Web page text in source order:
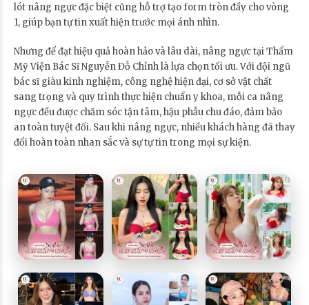
lót nâng ngực đặc biệt cũng hỗ trợ tạo form tròn đầy cho vòng
1, giúp bạn tự tin xuất hiện trước mọi ánh nhìn.
Nhưng để đạt hiệu quả hoàn hảo và lâu dài, nâng ngực tại Thẩm
Mỹ Viện Bác Sĩ Nguyễn Đỗ Chỉnh là lựa chọn tối ưu. Với đội ngũ
bác sĩ giàu kinh nghiệm, công nghệ hiện đại, cơ sở vật chất
sang trọng và quy trình thực hiện chuẩn y khoa, mỗi ca nâng
ngực đều được chăm sóc tận tâm, hậu phẫu chu đáo, đảm bảo
an toàn tuyệt đối. Sau khi nâng ngực, nhiều khách hàng đã thay
đổi hoàn toàn nhan sắc và sự tự tin trong mọi sự kiện.